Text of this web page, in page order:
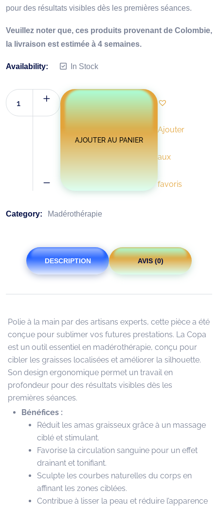
pour des résultats visibles dès les premières séances.
Veuillez noter que, ces produits provenant de Colombie,
la livraison est estimée à 4 semaines.
Availability: In Stock
AJOUTER AU PANIER
Ajouter
aux
favoris
Category: Madérothérapie
DESCRIPTION AVIS (0)
Polie à la main par des artisans experts, cette pièce a été
conçue pour sublimer vos futures prestations. La Copa
est un outil essentiel en madérothérapie, conçu pour
cibler les graisses localisées et améliorer la silhouette.
Son design ergonomique permet un travail en
profondeur pour des résultats visibles dès les
premières séances.
Bénéfices :
Réduit les amas graisseux grâce à un massage
ciblé et stimulant.
Favorise la circulation sanguine pour un effet
drainant et tonifiant.
Sculpte les courbes naturelles du corps en
affinant les zones ciblées.
Contribue à lisser la peau et réduire l’apparence